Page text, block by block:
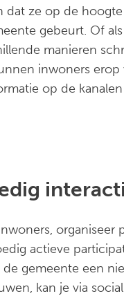
dat ze op de
gebeurt. Of
manieren
inwoners erop
op de
organiseer
actieve
de gemeente een
kan je via